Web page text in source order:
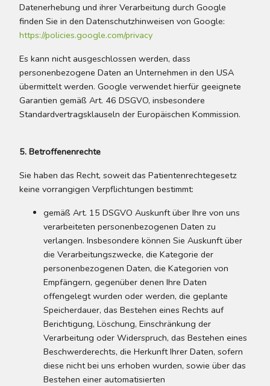
Datenerhebung und ihrer Verarbeitung durch Google
finden Sie in den Datenschutzhinweisen von Google:
https://policies.google.com/privacy
Es kann nicht ausgeschlossen werden, dass
personenbezogene Daten an Unternehmen in den USA
übermittelt werden. Google verwendet hierfür geeignete
Garantien gemäß Art. 46 DSGVO, insbesondere
Standardvertragsklauseln der Europäischen Kommission.
5. Betroffenenrechte
Sie haben das Recht, soweit das Patientenrechtegesetz
keine vorrangigen Verpflichtungen bestimmt:
gemäß Art. 15 DSGVO Auskunft über Ihre von uns
verarbeiteten personenbezogenen Daten zu
verlangen. Insbesondere können Sie Auskunft über
die Verarbeitungszwecke, die Kategorie der
personenbezogenen Daten, die Kategorien von
Empfängern, gegenüber denen Ihre Daten
offengelegt wurden oder werden, die geplante
Speicherdauer, das Bestehen eines Rechts auf
Berichtigung, Löschung, Einschränkung der
Verarbeitung oder Widerspruch, das Bestehen eines
Beschwerderechts, die Herkunft Ihrer Daten, sofern
diese nicht bei uns erhoben wurden, sowie über das
Bestehen einer automatisierten